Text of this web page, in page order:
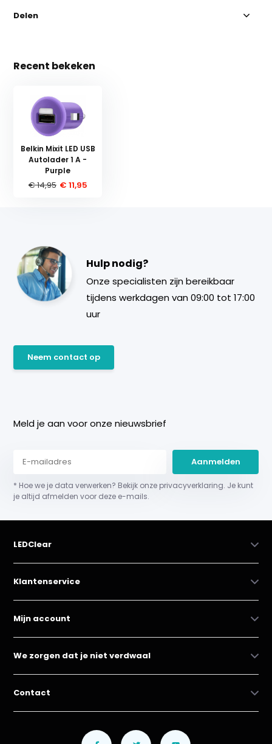
Delen
Recent bekeken
Belkin Mixit LED USB
Autolader 1 A -
Purple
€ 14,95 € 11,95
Hulp nodig?
Onze specialisten zijn bereikbaar
tijdens werkdagen van 09:00 tot 17:00
uur
Neem contact op
Meld je aan voor onze nieuwsbrief
Aanmelden
* Hoe we je data verwerken? Bekijk onze privacyverklaring. Je kunt
je altijd afmelden voor deze e-mails.
LEDClear
Klantenservice
Mijn account
We zorgen dat je niet verdwaal
Contact